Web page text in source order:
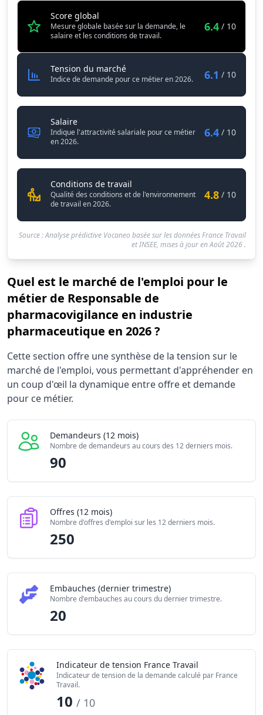
Score global
Mesure globale basée sur la demande, le
salaire et les conditions de travail.
6.4 / 10
Tension du marchéResponsable de
Indice de demande pour ce métier en 2026. 6.1 / 10
SalaireResponsable de pharmacovigilance en
Indique l'attractivité salariale pour ce métier
en 2026.
6.4 / 10
Conditions de travail
Qualité des conditions et de l'environnement
de travail en 2026.
4.8 / 10
Source : Analyse prédictive Vocaneo basée sur les données France Travail
et INSEE, mises à jour enAoût 2026.
Quel est le marché de l'emploi pour le
métier de Responsable de
pharmacovigilance en industrie
pharmaceutique en 2026 ?
Statistiques recrutement Responsable de
Indicateur
Demandeurs d'emploi (12 mois)
Offres publiées (12 mois)
Indice de tension globale
Cette section offre une synthèse de la tension sur le
marché de l'emploi, vous permettant d'appréhender en
un coup d'œil la dynamique entre offre et demande
pour ce métier.
Demandeurs (12 mois)
Nombre de demandeurs au cours des 12 derniers mois.
90
Offres (12 mois)
Nombre d'offres d'emploi sur les 12 derniers mois.
250
Embauches (dernier trimestre)
Nombre d'embauches au cours du dernier trimestre.
20
Indicateur de tension France Travail
Indicateur de tension de la demande calculé par France
Travail.
10/ 10